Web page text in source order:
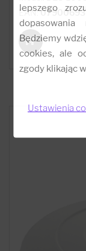
EAN:
lepszego
Będziemy
cookies, ale
zgody klikając
Ustawienia